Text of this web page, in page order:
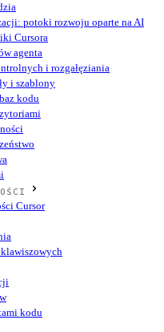
potoki rozwoju oparte na AI
Cursora
agenta
i rozgałęziania
i szablony
kodu
Cursor
kodu